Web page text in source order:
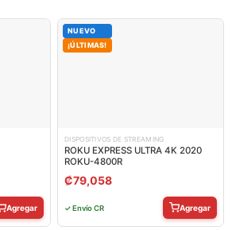
Agregar
NUEVO
¡ÚLTIMAS!
DISPOSITIVOS DE STREAMING
ROKU EXPRESS ULTRA 4K 2020
ROKU-4800R
₡79,058
✓ Envío CR Agregar